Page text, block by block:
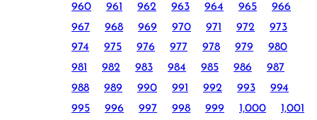
960
961 962 963 964 965
966
967
968 969 970 971 972
973
974
975 976 977 978 979
980
981
982 983 984 985 986
987
988
989 990 991 992 993
994
995
996 997 998 999 1,000
1,001